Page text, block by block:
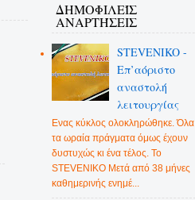
ΔΗΜΟΦΙΛΕΊΣ
ΑΝΑΡΤΉΣΕΙΣ
STEVENIKO -
Επ’αόριστο
αναστολή
λειτουργίας
Ενας κύκλος ολοκληρώθηκε. Όλα
τα ωραία πράγματα όμως έχουν
δυστυχώς κι ένα τέλος. Το
STEVENIKO Μετά από 38 μήνες
καθημερινής ενημέ...